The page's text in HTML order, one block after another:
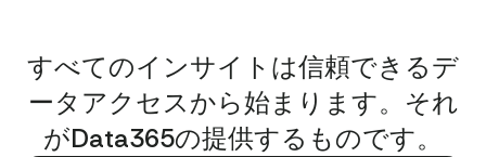
すべてのインサイトは信頼できるデ
ータアクセスから始まります。それ
がData365の提供するものです。